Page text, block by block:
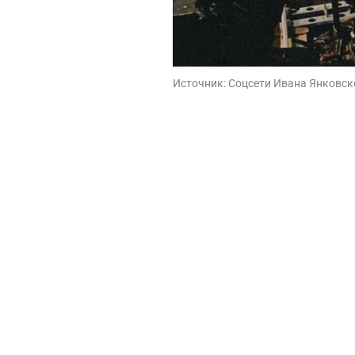
Источник: Соцсети Ивана